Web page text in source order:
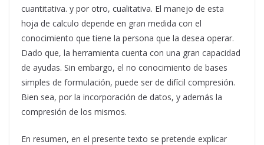
cuantitativa. y por otro, cualitativa. El manejo de esta
hoja de calculo depende en gran medida con el
conocimiento que tiene la persona que la desea operar.
Dado que, la herramienta cuenta con una gran capacidad
de ayudas. Sin embargo, el no conocimiento de bases
simples de formulación, puede ser de difícil compresión.
Bien sea, por la incorporación de datos, y además la
compresión de los mismos.
En resumen, en el presente texto se pretende explicar